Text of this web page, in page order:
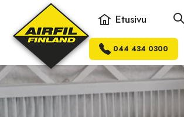
Etusivu
044 434 0300